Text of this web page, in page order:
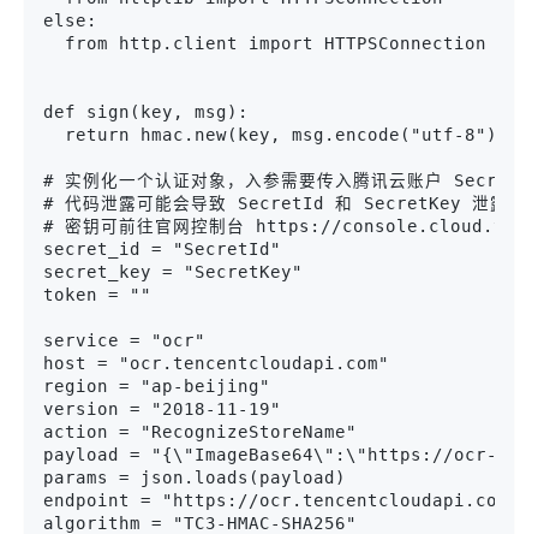
else:
from http.client import HTTPSConnection
def sign(key, msg):
return hmac.new(key, msg.encode("utf-8"),
# 实例化一个认证对象，入参需要传入腾讯云账户
# 代码泄露可能会导致 SecretId 和 SecretKey 泄露，
# 密钥可前往官网控制台 https://
secret_id = "SecretId"
secret_key = "SecretKey"
token = ""
service = "ocr"
host = "ocr.tencentcloudapi.com"
region = "ap-beijing"
version = "2018-11-19"
action = "RecognizeStoreName"
payload = "{\"ImageBase64\":\"https://ocr-
params = json.loads(payload)
endpoint = "https://ocr.tencentcloudapi.com"
algorithm = "TC3-HMAC-SHA256"